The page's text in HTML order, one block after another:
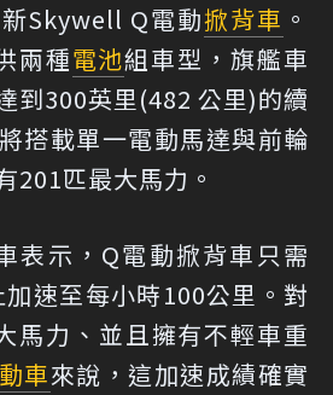
Skywell Q電動掀背車 。
兩種電池組車型，旗艦車
到300英里(482 公里)的續
搭載單一電動馬達與前輪
201匹最大馬力。
表示，Q電動掀背車只需
速至每小時100公里。對
馬力、並且擁有不輕車重
車來說，這加速成績確實